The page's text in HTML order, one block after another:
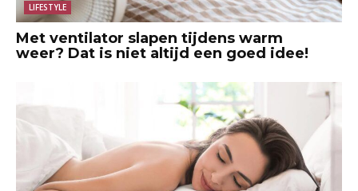
LIFESTYLE
Met ventilator slapen tijdens warm
weer? Dat is niet altijd een goed idee!